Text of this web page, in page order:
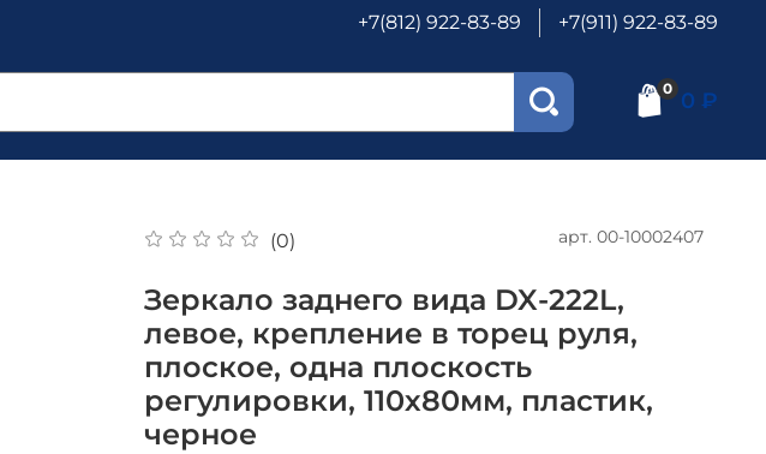
+7(812) 922-83-89 +7(911) 922-83-89
0 0 ₽
(0) арт. 00-10002407
Зеркало заднего вида DX-222L,
левое, крепление в торец руля,
плоское, одна плоскость
регулировки, 110х80мм, пластик,
черное